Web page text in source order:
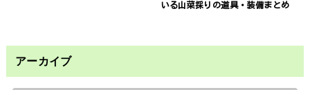
いる山菜採りの道具・装備まとめ
アーカイブ